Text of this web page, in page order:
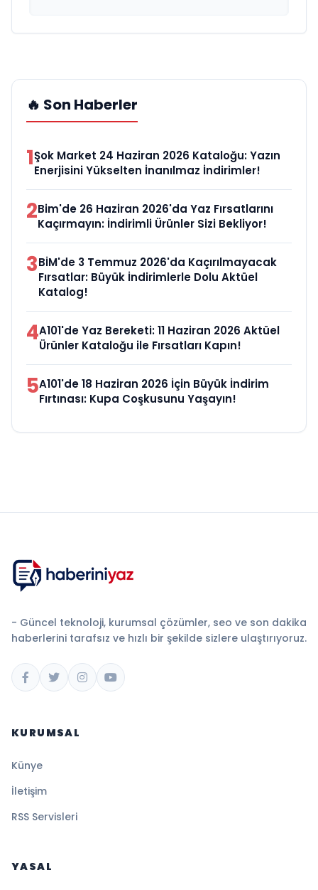
🔥 Son Haberler
1Şok Market 24 Haziran 2026 Kataloğu: Yazın
Enerjisini Yükselten İnanılmaz İndirimler!
2Bim'de 26 Haziran 2026'da Yaz Fırsatlarını
Kaçırmayın: İndirimli Ürünler Sizi Bekliyor!
3BİM'de 3 Temmuz 2026'da Kaçırılmayacak
Fırsatlar: Büyük İndirimlerle Dolu Aktüel
Katalog!
4A101'de Yaz Bereketi: 11 Haziran 2026 Aktüel
Ürünler Kataloğu ile Fırsatları Kapın!
5A101'de 18 Haziran 2026 İçin Büyük İndirim
Fırtınası: Kupa Coşkusunu Yaşayın!
- Güncel teknoloji, kurumsal çözümler, seo ve son dakika
haberlerini tarafsız ve hızlı bir şekilde sizlere ulaştırıyoruz.
KURUMSAL
Künye
İletişim
RSS Servisleri
YASAL